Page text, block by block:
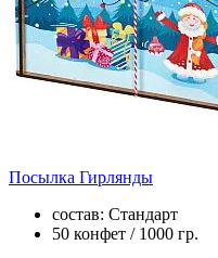
Посылка Гирлянды
состав: Стандарт
50 конфет / 1000 гр.